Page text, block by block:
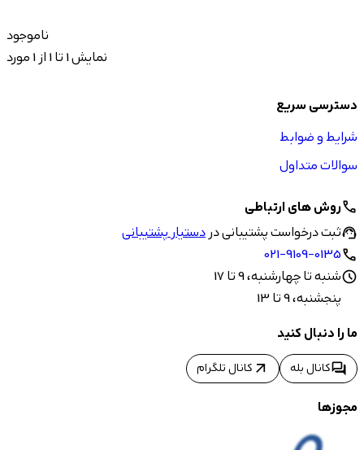
ناموجود
نمایش 1 تا 1 از 1 مورد
دسترسی سریع
شرایط و ضوابط
سوالات متداول
callروش های ارتباطی
support_agentثبت درخواست پشتیبانی دردستیار پشتیبانی
call
021-9109-0135
scheduleشنبه تا چهارشنبه، 9 تا 17
پنجشنبه، 9 تا 13
ما را دنبال کنید
forumکانال بله arrow_outward کانال تلگرام
مجوزها